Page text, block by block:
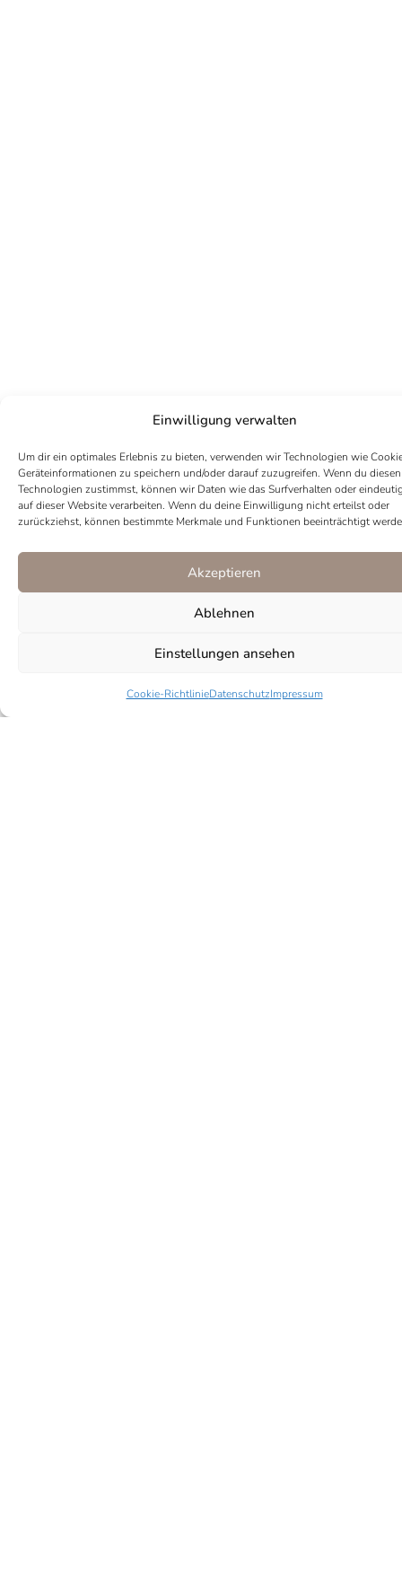
Einwilligung verwalten
Um dir ein optimales Erlebnis zu bieten, verwenden wir Technologien wie
Geräteinformationen zu speichern und/oder darauf zuzugreifen. Wenn du diesen
Technologien zustimmst, können wir Daten wie das Surfverhalten oder
auf dieser Website verarbeiten. Wenn du deine Einwilligung nicht erteilst oder
zurückziehst, können bestimmte Merkmale und Funktionen beeinträchtigt
Akzeptieren
Ablehnen
Einstellungen ansehen
Cookie-RichtlinieDatenschutzImpressum
SKU1029 Kategorie Ohrringe
Tags Gold,Livia ,Ohrringe, Perlen,Silber,Statement,
Süßwasserperlen
Marke:Juliful